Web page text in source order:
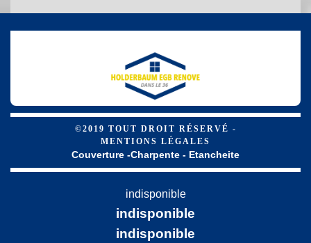
©2019 TOUT DROIT RÉSERVÉ -
MENTIONS LÉGALES
Couverture -Charpente - Etancheite
indisponible
indisponible
indisponible